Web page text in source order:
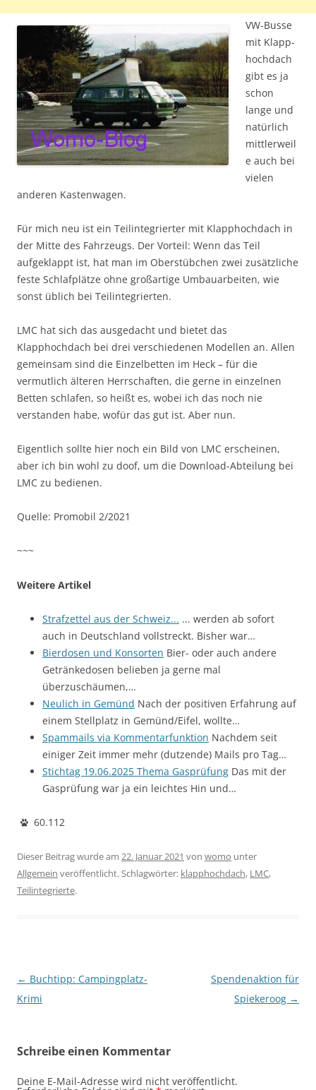
VW-Busse
mit Klapp­
hochdach
gibt es ja
schon
lange und
natürlich
mittlerweil
e auch bei
vielen
anderen Kastenwagen.
Für mich neu ist ein Teilintegrierter mit Klapp­hochdach in
der Mitte des Fahrzeugs. Der Vorteil: Wenn das Teil
aufgeklappt ist, hat man im Oberstübchen zwei zusätzliche
feste Schlafplätze ohne großartige Umbauarbeiten, wie
sonst üblich bei Teilintegrierten.
LMC hat sich das ausgedacht und bietet das
Klapphochdach bei drei verschiedenen Modellen an. Allen
gemeinsam sind die Einzelbetten im Heck – für die
vermutlich älteren Herrschaften, die gerne in einzelnen
Betten schlafen, so heißt es, wobei ich das noch nie
verstanden habe, wofür das gut ist. Aber nun.
Eigentlich sollte hier noch ein Bild von LMC erscheinen,
aber ich bin wohl zu doof, um die Download-Abteilung bei
LMC zu bedienen.
Quelle: Promobil 2/2021
~~~
Weitere Artikel
Strafzettel aus der Schweiz... ... werden ab sofort
auch in Deutschland vollstreckt. Bisher war…
Bierdosen und Konsorten Bier- oder auch andere
Getränkedosen belieben ja gerne mal
überzuschäumen,…
Neulich in Gemünd Nach der positiven Erfahrung auf
einem Stellplatz in Gemünd/Eifel, wollte…
Spammails via Kommentarfunktion Nachdem seit
einiger Zeit immer mehr (dutzende) Mails pro Tag…
Stichtag 19.06.2025 Thema Gasprüfung Das mit der
Gasprüfung war ja ein leichtes Hin und…
60.112
Dieser Beitrag wurde am 22. Januar 2021 von womo unter
Allgemein veröffentlicht. Schlagwörter: klapphochdach, LMC,
Teilintegrierte.
Beitragsnavigation
← Buchtipp: Campingplatz-
Krimi
Spendenaktion für
Spiekeroog →
Schreibe einen Kommentar
Deine E-Mail-Adresse wird nicht veröffentlicht.